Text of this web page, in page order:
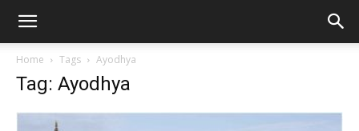
Home Tags Ayodhya
Tag: Ayodhya